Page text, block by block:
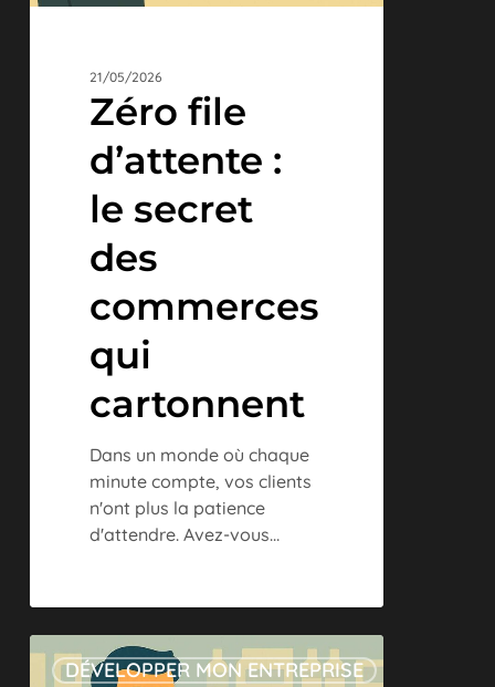
21/05/2026
Zéro file
d’attente :
le secret
des
commerces
qui
cartonnent
Dans un monde où chaque
minute compte, vos clients
n'ont plus la patience
d'attendre. Avez-vous…
outilsDÉVELOPPER MON ENTREPRISE